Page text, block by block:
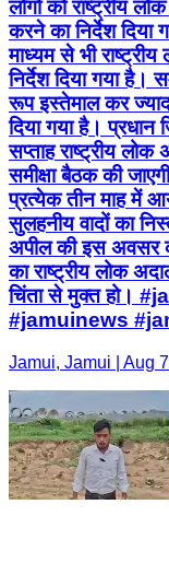
लोगों को राष्ट्रीय
करने का निर्देश दिया
माध्यम से भी
निर्देश दिया गया है।
रूप इस्तेमाल कर
दिया गया है। प्रधान
सप्ताह राष्ट्रीय लोक
समीक्षा बैठक की
प्रत्येक तीन माह में
सुलहनीय वादों का
अपील की इस अवसर
का राष्ट्रीय लोक
चिंता से मुक्त हो।
#jamuinews
Jamui, Jamui | Aug